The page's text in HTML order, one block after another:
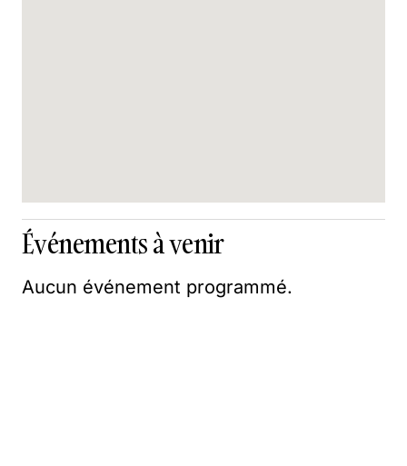
Événements à venir
Aucun événement programmé.